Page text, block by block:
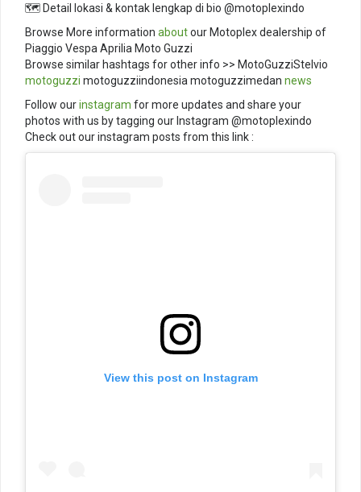
🗺️ Detail lokasi & kontak lengkap di bio @motoplexindo
Browse More information aboutour Motoplex dealership of
Piaggio Vespa Aprilia Moto Guzzi
Browse similar hashtags for other info >> MotoGuzziStelvio
motoguzzi motoguzziindonesia motoguzzimedan news
Follow ourinstagram for more updates and share your
photos with us by tagging our Instagram @motoplexindo
Check out our instagram posts from this link :
View this post on Instagram